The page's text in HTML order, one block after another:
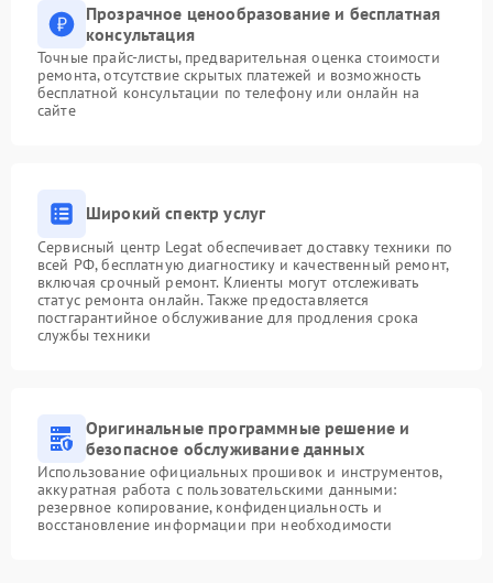
Прозрачное ценообразование и бесплатная
консультация
Точные прайс-листы, предварительная оценка стоимости
ремонта, отсутствие скрытых платежей и возможность
бесплатной консультации по телефону или онлайн на
сайте
Широкий спектр услуг
Сервисный центр Legat обеспечивает доставку техники по
всей РФ, бесплатную диагностику и качественный ремонт,
включая срочный ремонт. Клиенты могут отслеживать
статус ремонта онлайн. Также предоставляется
постгарантийное обслуживание для продления срока
службы техники
Оригинальные программные решение и
безопасное обслуживание данных
Использование официальных прошивок и инструментов,
аккуратная работа с пользовательскими данными:
резервное копирование, конфиденциальность и
восстановление информации при необходимости